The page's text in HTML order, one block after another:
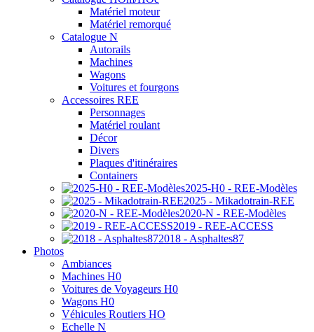
Matériel moteur
Matériel remorqué
Catalogue N
Autorails
Machines
Wagons
Voitures et fourgons
Accessoires REE
Personnages
Matériel roulant
Décor
Divers
Plaques d'itinéraires
Containers
2025-H0 - REE-Modèles
2025 - Mikadotrain-REE
2020-N - REE-Modèles
2019 - REE-ACCESS
2018 - Asphaltes87
Photos
Ambiances
Machines H0
Voitures de Voyageurs H0
Wagons H0
Véhicules Routiers HO
Echelle N